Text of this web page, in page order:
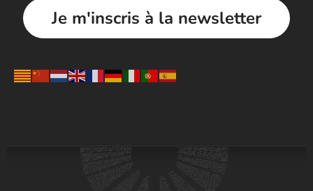
Je m'inscris à la newsletter